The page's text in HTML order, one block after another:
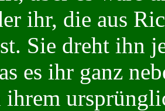
ihr, die aus
Sie dreht ihn
es ihr ganz
ihrem